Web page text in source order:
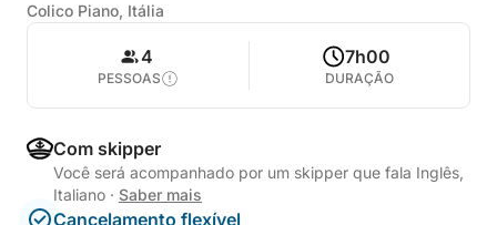
Colico Piano, Itália
4
PESSOAS
7h00
DURAÇÃO
Com skipper
Você será acompanhado por um skipper que fala Inglês,
Italiano · Saber mais
Cancelamento flexível